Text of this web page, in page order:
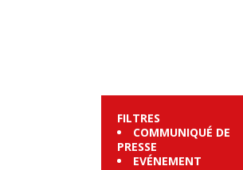
FILTRES
COMMUNIQUÉ DE
PRESSE
EVÉNEMENT